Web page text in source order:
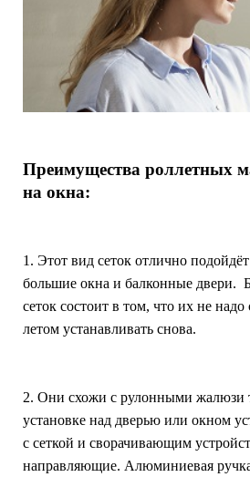
Преимущества роллетных
на окна:
1. Этот вид сеток отлично
большие окна и балконные двери.
сеток состоит в том, что их не надо
летом устанавливать снова.
2. Они схожи с рулонными жалюзи
установке над дверью или окном
с сеткой и сворачивающим
направляющие. Алюминиевая